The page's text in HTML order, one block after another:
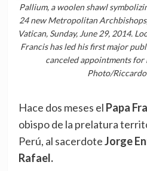
Pallium, a woolen shawl
24 new Metropolitan
Vatican, Sunday, June 29, 2014.
Francis has led his first major
canceled appointments for
Photo/Riccardo
Hace dos meses el Papa
obispo de la prelatura
Perú, al sacerdoteJorge
Rafael.